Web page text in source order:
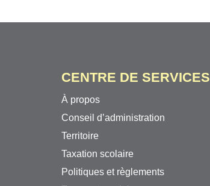
CENTRE DE SERVICES
À propos
Conseil d’administration
Territoire
Taxation scolaire
Politiques et règlements